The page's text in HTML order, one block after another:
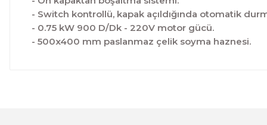
- Switch kontrollü, kapak açıldığında otomatik
- 0.75 kW 900 D/Dk - 220V motor gücü.
- 500x400 mm paslanmaz çelik soyma haznesi.